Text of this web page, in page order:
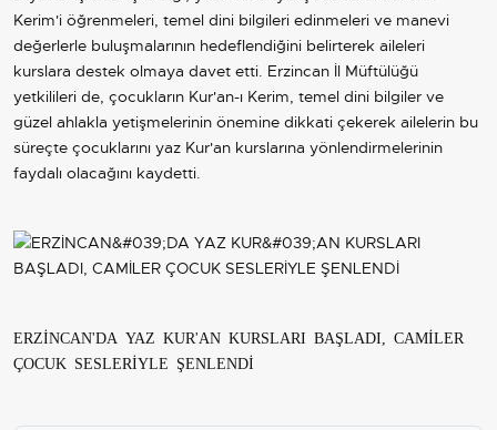
Kerim'i öğrenmeleri, temel dini bilgileri edinmeleri ve manevi
değerlerle buluşmalarının hedeflendiğini belirterek aileleri
kurslara destek olmaya davet etti. Erzincan İl Müftülüğü
yetkilileri de, çocukların Kur'an-ı Kerim, temel dini bilgiler ve
güzel ahlakla yetişmelerinin önemine dikkati çekerek ailelerin bu
süreçte çocuklarını yaz Kur'an kurslarına yönlendirmelerinin
faydalı olacağını kaydetti.
ERZİNCAN'DA YAZ KUR'AN KURSLARI BAŞLADI, CAMİLER
ÇOCUK SESLERİYLE ŞENLENDİ